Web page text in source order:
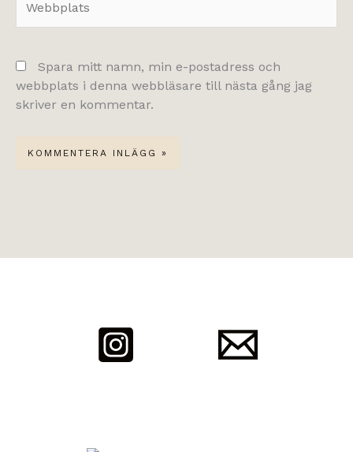
Spara mitt namn, min e-postadress och
webbplats i denna webbläsare till nästa gång jag
skriver en kommentar.